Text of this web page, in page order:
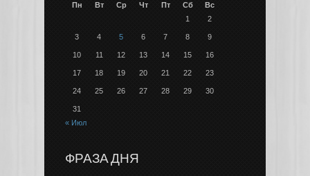
Пн Вт Ср Чт Пт Сб
Вс
1
2
3 4 5 6 7 8 9
10 11 12 13 14 15 16
17 18 19 20 21 22 23
24 25 26 27 28 29 30
31
« Июл
ФРАЗА ДНЯ